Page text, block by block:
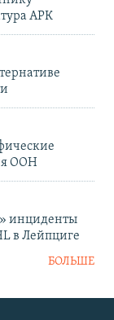
АРК
ООН
инциденты
в Лейпциге
БОЛЬШЕ